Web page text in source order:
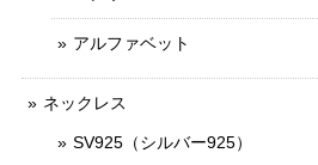
アルファベット
ネックレス
SV925（シルバー925）